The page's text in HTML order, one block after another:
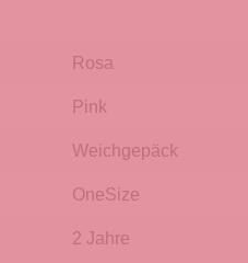
Rosa
Pink
Weichgepäck
OneSize
2 Jahre